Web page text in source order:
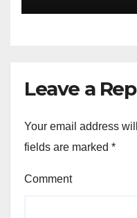
Leave a
Your email address
fields are marked *
Comment